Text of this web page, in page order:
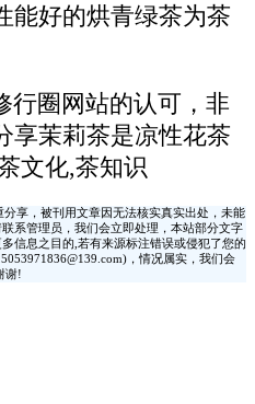
能好的烘青绿茶为茶
行圈网站的认可，非
享茉莉茶是凉性花茶
文化,茶知识
享，被刊用文章因无法核实真实出处，未能
系管理员，我们会立即处理，本站部分文字
信息之目的,若有来源标注错误或侵犯了您的
，情况属实，我们会
谢!